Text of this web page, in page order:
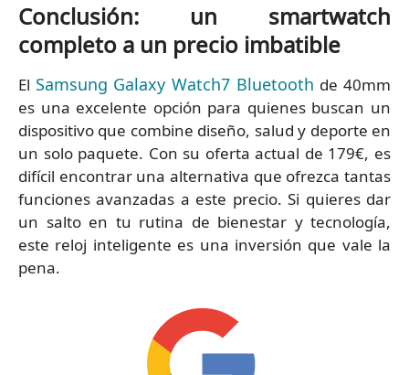
Conclusión: un smartwatch
completo a un precio imbatible
El Samsung Galaxy Watch7 Bluetooth de 40mm
es una excelente opción para quienes buscan un
dispositivo que combine diseño, salud y deporte en
un solo paquete. Con su oferta actual de 179€, es
difícil encontrar una alternativa que ofrezca tantas
funciones avanzadas a este precio. Si quieres dar
un salto en tu rutina de bienestar y tecnología,
este reloj inteligente es una inversión que vale la
pena.